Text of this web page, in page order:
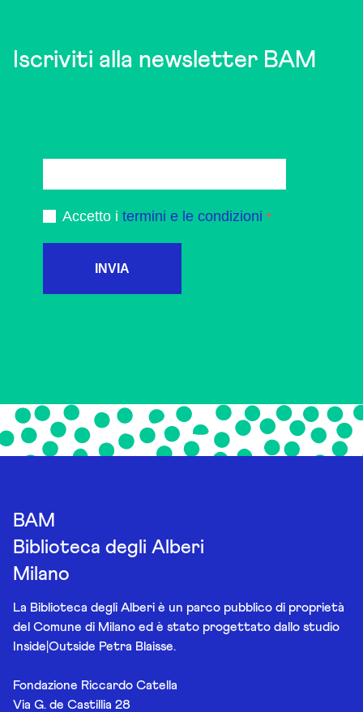
Iscriviti alla newsletter BAM
Accetto i termini e le condizioni
INVIA
BAM
Biblioteca degli Alberi
Milano
La Biblioteca degli Alberi è un parco pubblico di proprietà
del Comune di Milano ed è stato progettato dallo studio
Inside|Outside Petra Blaisse.
Fondazione Riccardo Catella
Via G. de Castillia 28